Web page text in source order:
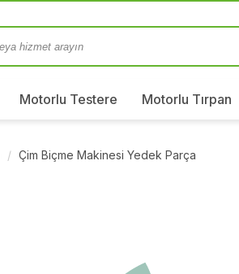
Motorlu Testere Motorlu Tırpan
Çim Biçme Makinesi Yedek Parça